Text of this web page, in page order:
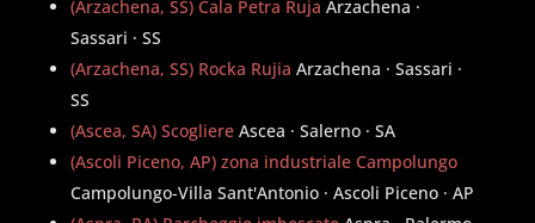
(Arzachena, SS) Cala Petra Ruja Arzachena ·
Sassari · SS
(Arzachena, SS) Rocka Rujia Arzachena · Sassari ·
SS
(Ascea, SA) Scogliere Ascea · Salerno · SA
(Ascoli Piceno, AP) zona industriale Campolungo
Campolungo-Villa Sant'Antonio · Ascoli Piceno · AP